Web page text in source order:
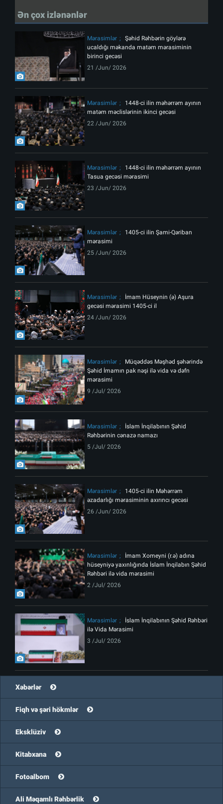
Ən çox izlənənlər
Mərasimlər
Şəhid Rəhbərin göylərə
ucaldığı məkanda matəm mərasiminin
birinci gecəsi
21 /Jun/ 2026
Mərasimlər
1448-ci ilin məhərrəm ayının
matəm məclislərinin ikinci gecəsi
22 /Jun/ 2026
Mərasimlər
1448-ci ilin məhərrəm ayının
Tasua gecəsi mərasimi
23 /Jun/ 2026
Mərasimlər
1405-ci ilin Şami-Qəriban
mərasimi
25 /Jun/ 2026
Mərasimlər
İmam Hüseynin (ə) Aşura
gecəsi mərasimi 1405-ci il
24 /Jun/ 2026
Mərasimlər
Müqəddəs Məşhəd şəhərində
Şəhid İmamın pak nəşi ilə vida və dəfn
mərasimi
9 /Jul/ 2026
Mərasimlər
İslam İnqilabının Şəhid
Rəhbərinin cənazə namazı
5 /Jul/ 2026
Mərasimlər
1405-ci ilin Məhərrəm
əzadarlığı mərasiminin axırıncı gecəsi
26 /Jun/ 2026
Mərasimlər
İmam Xomeyni (r.ə) adına
hüseyniyə yaxınlığında İslam İnqilabın Şəhid
Rəhbəri ilə vida mərasimi
2 /Jul/ 2026
Mərasimlər
İslam İnqilabının Şəhid Rəhbəri
ilə Vida Mərasimi
3 /Jul/ 2026
Xəbərlər
Fiqh və şəri hökmlər
Eksklüziv
Kitabxana
Fotoalbom
Ali Məqamlı Rəhbərlik